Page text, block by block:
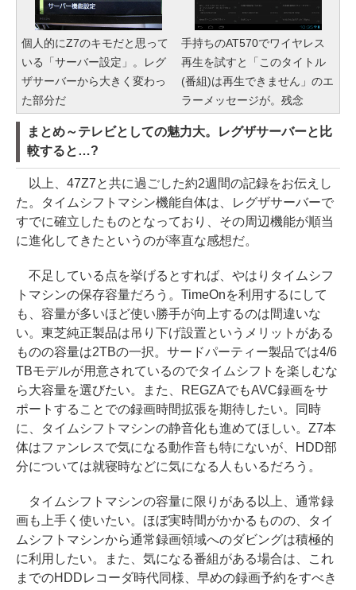
個人的にZ7のキモだと思って
いる「サーバー設定」。レグ
ザサーバーから大きく変わっ
た部分だ
手持ちのAT570でワイヤレス
再生を試すと「このタイトル
(番組)は再生できません」のエ
ラーメッセージが。残念
まとめ～テレビとしての魅力大。レグザサーバーと比
較すると…?
以上、47Z7と共に過ごした約2週間の記録をお伝えし
た。タイムシフトマシン機能自体は、レグザサーバーで
すでに確立したものとなっており、その周辺機能が順当
に進化してきたというのが率直な感想だ。
不足している点を挙げるとすれば、やはりタイムシフ
トマシンの保存容量だろう。TimeOnを利用するにして
も、容量が多いほど使い勝手が向上するのは間違いな
い。東芝純正製品は吊り下げ設置というメリットがある
ものの容量は2TBの一択。サードパーティー製品では4/6
TBモデルが用意されているのでタイムシフトを楽しむな
ら大容量を選びたい。また、REGZAでもAVC録画をサ
ポートすることでの録画時間拡張を期待したい。同時
に、タイムシフトマシンの静音化も進めてほしい。Z7本
体はファンレスで気になる動作音も特にないが、HDD部
分については就寝時などに気になる人もいるだろう。
タイムシフトマシンの容量に限りがある以上、通常録
画も上手く使いたい。ほぼ実時間がかかるものの、タイ
ムシフトマシンから通常録画領域へのダビングは積極的
に利用したい。また、気になる番組がある場合は、これ
までのHDDレコーダ時代同様、早めの録画予約をすべき